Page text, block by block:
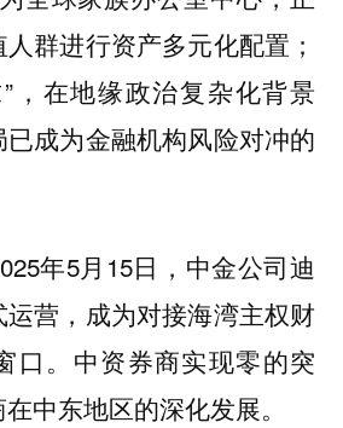
群进行资产多元化配置；
，在地缘政治复杂化背景
成为金融机构风险对冲的
年5月15日，中金公司迪
营，成为对接海湾主权财
口。中资券商实现零的突
中东地区的深化发展。